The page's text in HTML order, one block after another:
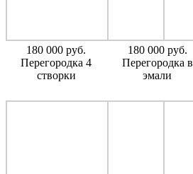
180 000 руб.
Перегородка 4
створки
180 000 руб.
Перегородка в
эмали